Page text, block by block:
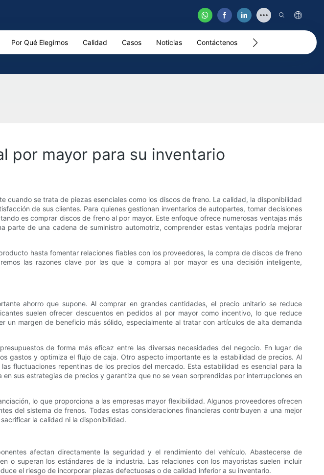
Por Qué Elegirnos Calidad Casos Noticias Contáctenos Video
por mayor para su inventario
se trata de piezas esenciales como los discos de freno. La calidad, la disponibilidad
de sus clientes. Para quienes gestionan inventarios de autopartes, tomar decisiones
es comprar discos de freno al por mayor. Este enfoque ofrece numerosas ventajas más
de una cadena de suministro automotriz, comprender estas ventajas podría mejorar
hasta fomentar relaciones fiables con los proveedores, la compra de discos de freno
las razones clave por las que la compra al por mayor es una decisión inteligente,
ahorro que supone. Al comprar en grandes cantidades, el precio unitario se reduce
suelen ofrecer descuentos en pedidos al por mayor como incentivo, lo que reduce
margen de beneficio más sólido, especialmente al tratar con artículos de alta demanda
de forma más eficaz entre las diversas necesidades del negocio. En lugar de
gastos y optimiza el flujo de caja. Otro aspecto importante es la estabilidad de precios. Al
fluctuaciones repentinas de los precios del mercado. Esta estabilidad es esencial para la
sus estrategias de precios y garantiza que no se vean sorprendidas por interrupciones en
lo que proporciona a las empresas mayor flexibilidad. Algunos proveedores ofrecen
del sistema de frenos. Todas estas consideraciones financieras contribuyen a una mejor
la calidad ni la disponibilidad.
afectan directamente la seguridad y el rendimiento del vehículo. Abastecerse de
o superan los estándares de la industria. Las relaciones con los mayoristas suelen incluir
el riesgo de incorporar piezas defectuosas o de calidad inferior a su inventario.